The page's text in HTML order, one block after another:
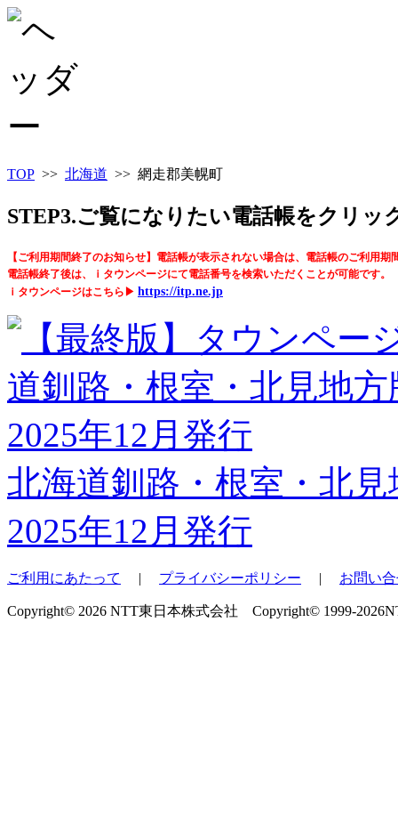
TOP >> 北海道 >> 網走郡美幌町
STEP3.ご覧になりたい電話帳をクリッ
【ご利用期間終了のお知らせ】電話帳が表示されない場合は、電話帳のご利用期
電話帳終了後は、ｉタウンページにて電話番号を検索いただくことが可能です。
ｉタウンページはこちら▶ https://itp.ne.jp
北海道釧路・根室・北見
2025年12月発行
ご利用にあたって | プライバシーポリシー | お問い
Copyright© 2026 NTT東日本株式会社 Copyright© 1999-